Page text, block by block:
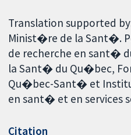
Translation supported
Minist�re de la Sant�.
de recherche en sant�
la Sant� du Qu�bec,
Qu�bec-Sant� et
en sant� et en services
Citation